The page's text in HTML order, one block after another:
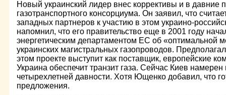
Новый украинский лидер внес коррективы и в давние
газотранспортного консорциума. Он заявил, что
западных партнеров к участию в этом украино-
напомнил, что его правительство еще в 2001 году
энергетическим департаментом ЕС об «оптимальной
украинских магистральных газопроводов.
этом проекте выступит как поставщик, европейские
Украина обеспечит транзит газа. Сейчас Киев
четырехлетней давности. Хотя Ющенко добавил, что
предложения.